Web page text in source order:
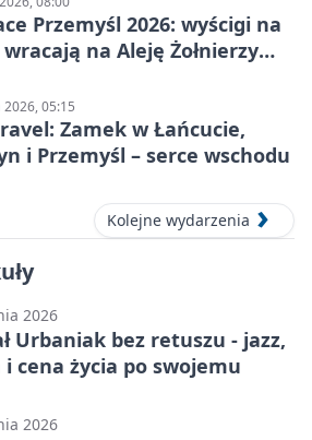
Przemyśl 2026: wyścigi na
na Aleję Żołnierzy
05:15
Zamek w Łańcucie,
i Przemyśl – serce wschodu
Kolejne wydarzenia
2026
Urbaniak bez retuszu - jazz,
i cena życia po swojemu
2026